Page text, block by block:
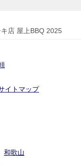
店 屋上BBQ 2025
イトマップ
和歌山